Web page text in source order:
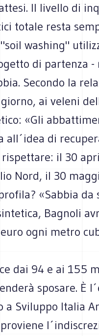
Il livello di
totale resta
washing"
di partenza -
Secondo la
ai veleni
«Gli
di
il 30
Nord, il 30
«Sabbia da
Bagnoli
ogni metro
dai 94 e ai 155
sposare. È
Sviluppo Italia